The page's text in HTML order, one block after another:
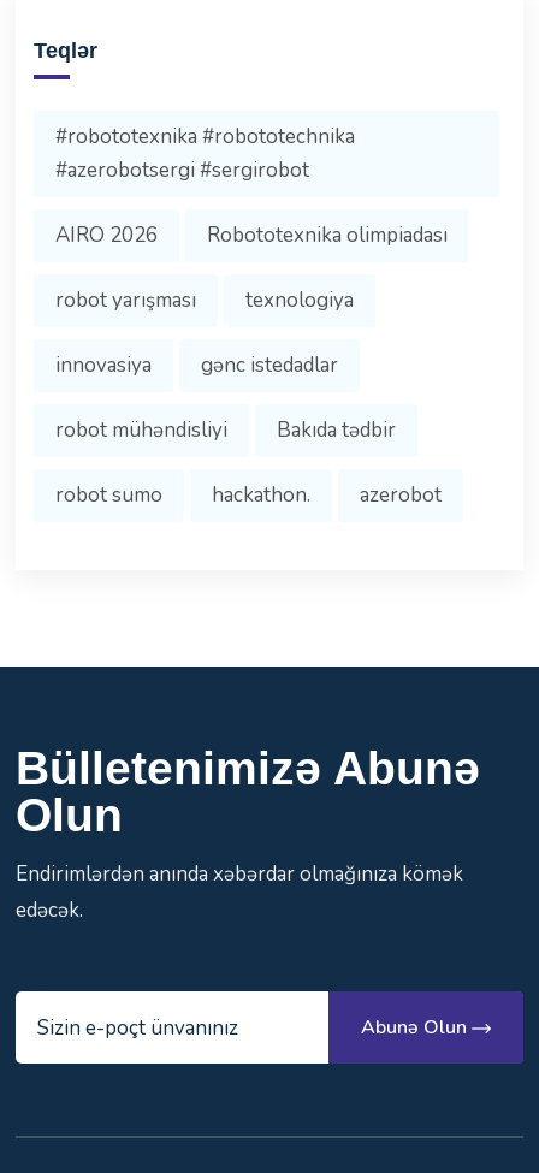
Teqlər
#robototexnika #robototechnika
#azerobotsergi #sergirobot
AIRO 2026 Robototexnika olimpiadası
robot yarışması texnologiya
innovasiya gənc istedadlar
robot mühəndisliyi Bakıda tədbir
robot sumo hackathon. azerobot
Bülletenimizə Abunə
Olun
Endirimlərdən anında xəbərdar olmağınıza kömək
edəcək.
Abunə Olun